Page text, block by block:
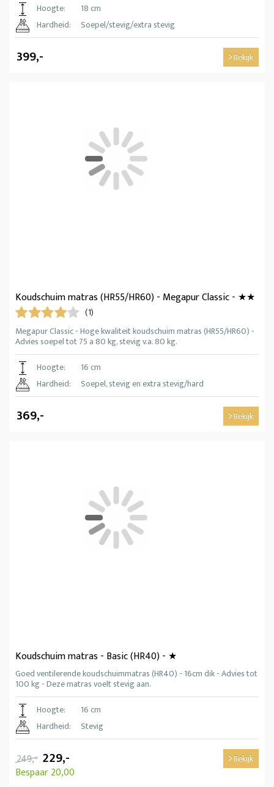
Hoogte:
18 cm
Hardheid:
Soepel/stevig/extra stevig
399,- Bekijk
Koudschuim matras (HR55/HR60) - Megapur Classic - ★★
(1)
Megapur Classic - Hoge kwaliteit koudschuim matras (HR55/HR60) -
Advies soepel tot 75 a 80 kg, stevig v.a. 80 kg.
Hoogte:
16 cm
Hardheid:
Soepel, stevig en extra stevig/hard
369,- Bekijk
Koudschuim matras - Basic (HR40) - ★
Goed ventilerende koudschuimmatras (HR40) - 16cm dik - Advies tot
100 kg - Deze matras voelt stevig aan.
Hoogte:
16 cm
Hardheid:
Stevig
249,- 229,-
Bespaar 20,00
Bekijk